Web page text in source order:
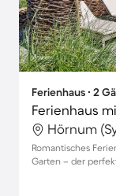
Ferienhaus ∙ 2
Hörnum
Romantisches
Garten – der